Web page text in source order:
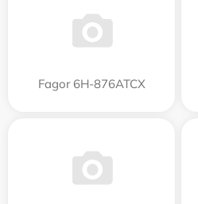
Fagor 6H-876ATCX